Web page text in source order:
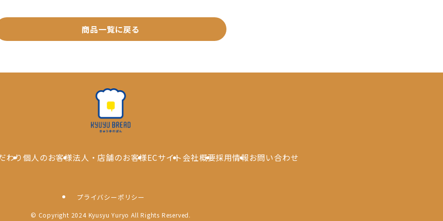
商品一覧に戻る
わり 個人のお客様法人・店舗のお客様ECサイト会社概要採用情報お問い合わせ
プライバシーポリシー
© Copyright 2024 Kyusyu Yuryo All Rights Reserved.